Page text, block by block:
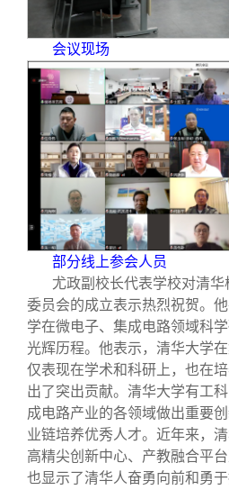
校友视界
理事会名单
制度法规
联系我们
会议现场
部分线上参会人员
尤政副校长代表学校对清
委员会的成立表示热烈祝贺。
学在微电子、集成电路领域科
光辉历程。他表示，清华大学
仅表现在学术和科研上，也在
出了突出贡献。清华大学有工
成电路产业的各领域做出重要
业链培养优秀人才。近年来，
高精尖创新中心、产教融合平
也显示了清华人奋勇向前和勇